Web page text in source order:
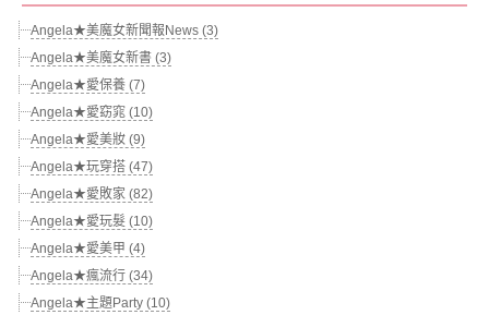
Angela★美魔女新聞報News (3)
Angela★美魔女新書 (3)
Angela★愛保養 (7)
Angela★愛窈窕 (10)
Angela★愛美妝 (9)
Angela★玩穿搭 (47)
Angela★愛敗家 (82)
Angela★愛玩髮 (10)
Angela★愛美甲 (4)
Angela★瘋流行 (34)
Angela★主題Party (10)